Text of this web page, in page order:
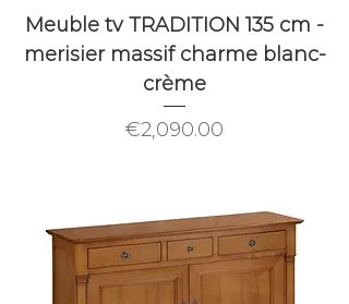
Meuble tv TRADITION 135 cm -
merisier massif charme blanc-
crème
Price
€2,090.00